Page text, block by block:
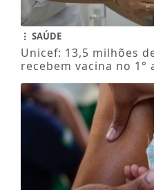
SAÚDE
Unicef: 13,5 milhões
recebem vacina no 1°